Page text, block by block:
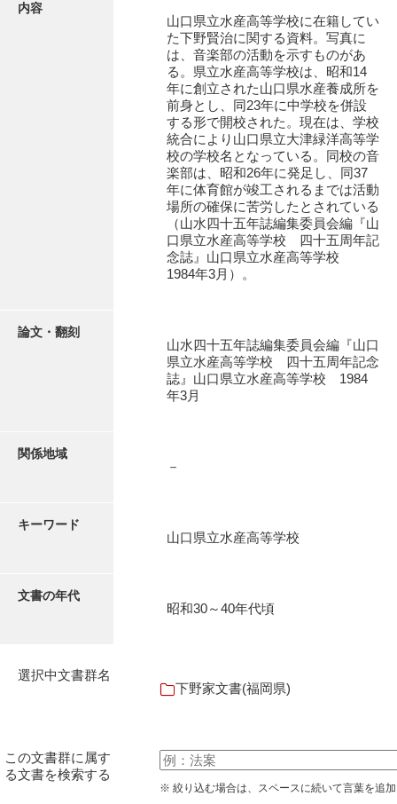
阿武家文書(美祢市２)
阿武孝太郎文書
飯田家文書（福岡県）
池田邦夫所蔵文書
石井丈若撮影写真
石田家文書（山口市）
伊藤家文書（山口市）
井上一親文書
井上家文書（宇部市）
内容
山口県立水産高等学校に在籍してい
た下野賢治に関する資料。写真に
は、音楽部の活動を示すものがあ
る。県立水産高等学校は、昭和14
年に創立された山口県水産養成所を
前身とし、同23年に中学校を併設
する形で開校された。現在は、学校
統合により山口県立大津緑洋高等学
校の学校名となっている。同校の音
楽部は、昭和26年に発足し、同37
年に体育館が竣工されるまでは活動
場所の確保に苦労したとされている
（山水四十五年誌編集委員会編『山
口県立水産高等学校 四十五周年記
念誌』山口県立水産高等学校
1984年3月）。
論文・翻刻
山水四十五年誌編集委員会編『山口
県立水産高等学校 四十五周年記念
誌』山口県立水産高等学校 1984
年3月
関係地域
－
キーワード
山口県立水産高等学校
文書の年代
昭和30～40年代頃
選択中文書群名
下野家文書(福岡県)
この文書群に属す
る文書を検索する
※ 絞り込む場合は、スペースに続いて言葉を追